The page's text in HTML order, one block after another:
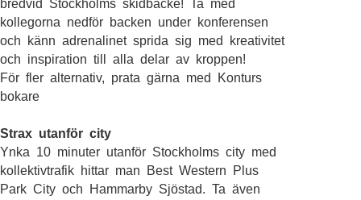
bredvid Stockholms skidbacke! Ta med
kollegorna nedför backen under konferensen
och känn adrenalinet sprida sig med kreativitet
och inspiration till alla delar av kroppen!
För fler alternativ, prata gärna med Konturs
bokare
Strax utanför city
Ynka 10 minuter utanför Stockholms city med
kollektivtrafik hittar man Best Western Plus
Park City och Hammarby Sjöstad. Ta även